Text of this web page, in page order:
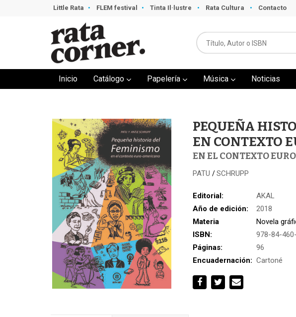
Little Rata FLEM festival Tinta Il·lustre Rata Cultura Contacto
Inicio Catálogo Papelería Música Noticias
PEQUEÑA
EN CONTEXTO
EN EL CONTEXTO
PATU/SCHRUPP
Editorial:
AKAL
Año de edición:
2018
Materia
Novela
ISBN:
978-84-
Páginas:
96
Encuadernación: Cartoné